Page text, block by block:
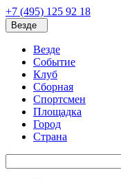
+7 (495) 125 92 18
Везде
Везде
Событие
Клуб
Сборная
Спортсмен
Площадка
Город
Страна